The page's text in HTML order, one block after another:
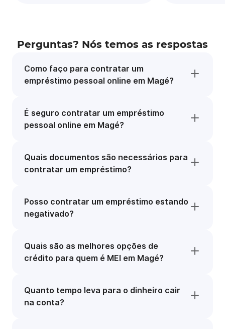
Perguntas? Nós temos as respostas
Como faço para contratar um
empréstimo pessoal online em Magé?
É seguro contratar um empréstimo
pessoal online em Magé?
Quais documentos são necessários para
contratar um empréstimo?
Posso contratar um empréstimo estando
negativado?
Quais são as melhores opções de
crédito para quem é MEI em Magé?
Quanto tempo leva para o dinheiro cair
na conta?